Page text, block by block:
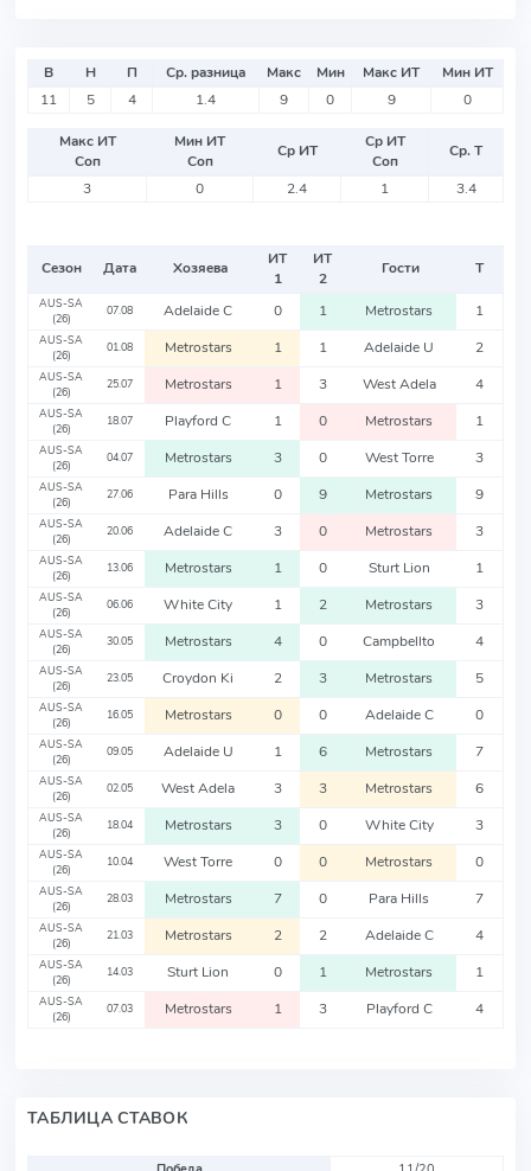
В Н П Ср. разница Макс Мин Макс ИТ
Мин ИТ
11
5 4 1.4 9 0 9 0
Макс ИТ
Соп
Мин ИТ
Соп
Ср ИТ
Ср ИТ
Соп
Ср. Т
3
0 2.4 1 3.4
Сезон Дата Хозяева
ИТ
1
ИТ
2
Гости Т
AUS-SA
(26)
07.08 Adelaide C 0 1 Metrostars 1
AUS-SA
(26)
01.08 Metrostars 1 1 Adelaide U 2
AUS-SA
(26)
25.07 Metrostars 1 3 West Adela 4
AUS-SA
(26)
18.07 Playford C 1 0 Metrostars 1
AUS-SA
(26)
04.07 Metrostars 3 0 West Torre 3
AUS-SA
(26)
27.06 Para Hills 0 9 Metrostars 9
AUS-SA
(26)
20.06 Adelaide C 3 0 Metrostars 3
AUS-SA
(26)
13.06 Metrostars 1 0 Sturt Lion 1
AUS-SA
(26)
06.06 White City 1 2 Metrostars 3
AUS-SA
(26)
30.05 Metrostars 4 0 Campbellto 4
AUS-SA
(26)
23.05 Croydon Ki 2 3 Metrostars 5
AUS-SA
(26)
16.05 Metrostars 0 0 Adelaide C 0
AUS-SA
(26)
09.05 Adelaide U 1 6 Metrostars 7
AUS-SA
(26)
02.05 West Adela 3 3 Metrostars 6
AUS-SA
(26)
18.04 Metrostars 3 0 White City 3
AUS-SA
(26)
10.04 West Torre 0 0 Metrostars 0
AUS-SA
(26)
28.03 Metrostars 7 0 Para Hills 7
AUS-SA
(26)
21.03 Metrostars 2 2 Adelaide C 4
AUS-SA
(26)
14.03 Sturt Lion 0 1 Metrostars 1
AUS-SA
(26)
07.03 Metrostars 1 3 Playford C 4
ТАБЛИЦА СТАВОК